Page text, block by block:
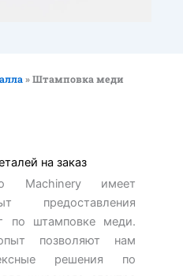
»Штамповка меди
на заказ
Machinery имеет
предоставления
по штамповке меди.
позволяют нам
решения по